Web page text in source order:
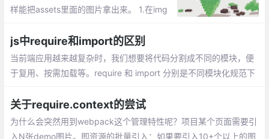
样能把assets里面的图片拿出来。 1.在img
循环输出
js中require和import的区别
当前端应用越来越复杂时，我们想要将代码分割成不同的模块，便
于复用、按需加载等。require 和 import 分别是不同模块化规范下
关于require.context的尝试
为什么会突然用到webpack这个管理特性呢？项目某个页面需要引
入N张demo图片。即资源的批量引入：如果要引入10+个以上的图